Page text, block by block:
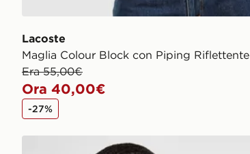
Lacoste
Maglia Colour Block con Piping Riflettente
Era 55,00€
Ora 40,00€
-27%
Lacoste Maglia Core